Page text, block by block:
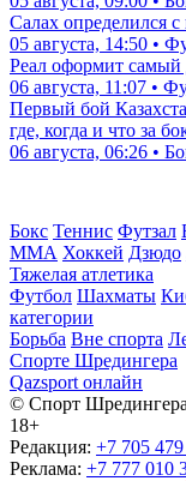
Салах определился
05 августа, 14:50 •
Реал оформит самый
06 августа, 11:07 •
Первый бой
где, когда и что за
06 августа, 06:26 •
Бокс Теннис Футзал
ММА Хоккей Дзюдо
Тяжелая атлетика
Футбол Шахматы
категории
Борьба Вне спорта
Спорте Шредингера
Qazsport онлайн
© Cпорт
18+
Редакция: +7 705
Реклама: +7 777 010